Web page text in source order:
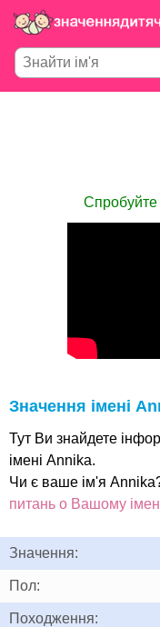
Спробуйте
Значення імені
Тут Ви знайдете
імені Annika.
Чи є ваше ім'я
питань о Вашому
Значення:
Пол:
Походження: